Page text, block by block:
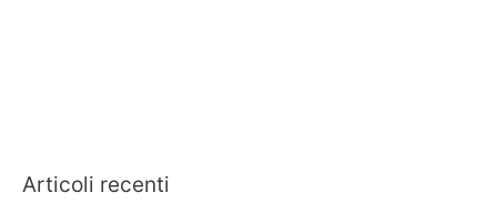
Articoli recenti